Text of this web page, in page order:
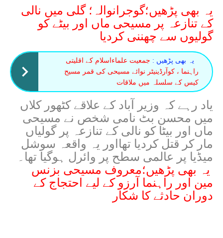
یہ بھی پڑھیں؛گوجرانوالہ؛ گلی میں نالی
کے تنازعہ پر مسیحی ماں اور بیٹے کو
گولیوں سے چھننی کردیا
یہ بھی پڑھیں : جمعیت علماءاسلام کے اقلیتی
راہنما ، کوآرڈینیٹر نوائے مسیحی کی قمر مسیح
کیس کے سلسلہ میں ملاقات
یاد رہے کہ وزیر آباد کے علاقے کٹھور کلاں
میں محسن بٹ نامی شخص نے مسیحی
ماں اور بیٹا کو نالی کے تنازعہ پر گولیاں
مار کر قتل کردیا تھااور یہ واقعہ سوشل
میڈیا پر عالمی سطح پر وائرل ہوگیا تھا۔
یہ بھی پڑھیں؛معروف مسیحی بزنس
مین اور راہنما آرزو کے لیے احتجاج کے
دوران حادثے کا شکار